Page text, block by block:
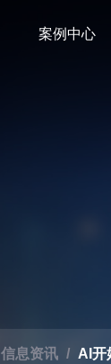
案例中心
信息资讯 / AI开